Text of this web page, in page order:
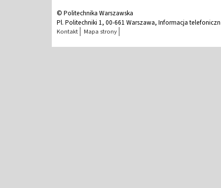
© Politechnika Warszawska
Pl. Politechniki 1, 00-661 Warszawa, Informacja
Kontakt Mapa strony